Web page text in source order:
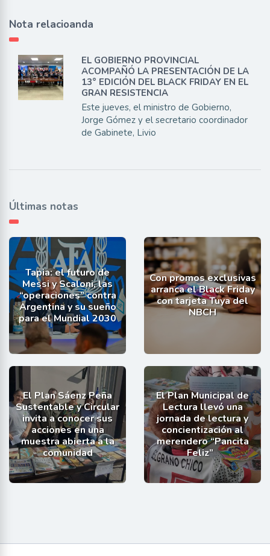
Nota relacioanda
EL GOBIERNO PROVINCIAL
ACOMPAÑÓ LA PRESENTACIÓN DE LA
13° EDICIÓN DEL BLACK FRIDAY EN EL
GRAN RESISTENCIA
Este jueves, el ministro de Gobierno,
Jorge Gómez y el secretario coordinador
de Gabinete, Livio
Últimas notas
Tapia: el futuro de
Messi y Scaloni, las
“operaciones” contra
Argentina y su sueño
para el Mundial 2030
Con promos exclusivas
arranca el Black Friday
con tarjeta Tuya del
NBCH
El Plan Sáenz Peña
Sustentable y Circular
invita a conocer sus
acciones en una
muestra abierta a la
comunidad
El Plan Municipal de
Lectura llevó una
jornada de lectura y
concientización al
merendero “Pancita
Feliz”